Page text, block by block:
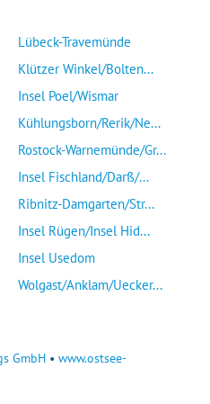
Lübeck-Travemünde
Klützer Winkel/Bolten...
Insel Poel/Wismar
Kühlungsborn/Rerik/Ne...
Rostock-Warnemünde/Gr...
Insel Fischland/Darß/...
Ribnitz-Damgarten/Str...
Insel Rügen/Insel Hid...
Insel Usedom
Wolgast/Anklam/Uecker...
GmbH • www.ostsee-